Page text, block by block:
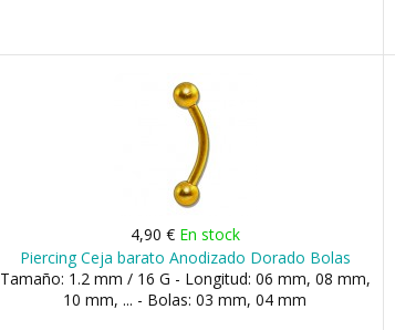
4,90 € En stock
Piercing Ceja barato Anodizado Dorado Bolas
Tamaño: 1.2 mm / 16 G - Longitud: 06 mm, 08 mm,
10 mm, ... - Bolas: 03 mm, 04 mm